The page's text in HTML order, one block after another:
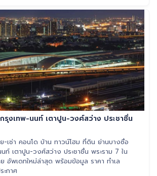
งเทพ-นนท์ เตาปูน-วงศ์สว่าง ประชาชื่น
-เช่า คอนโด บ้าน ทาวน์โฮม ที่ดิน ย่านบางซื่อ
ท์ เตาปูน-วงศ์สว่าง ประชาชื่น พระราม 7 ใน
อัพเดทใหม่ล่าสุด พร้อมข้อมูล ราคา ทำเล
ะกาศ